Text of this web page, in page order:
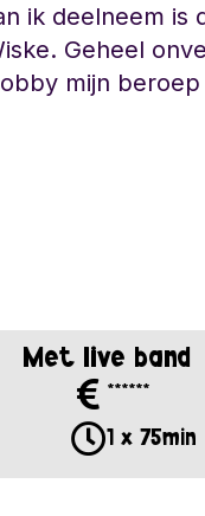
ik deelneem is
Geheel
mijn beroep
Met live band
******
1 x 75min